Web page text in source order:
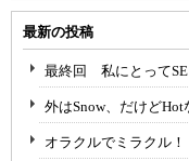
最新の投稿
最終回 私にとってSE
外はSnow、だけどHot
オラクルでミラクル